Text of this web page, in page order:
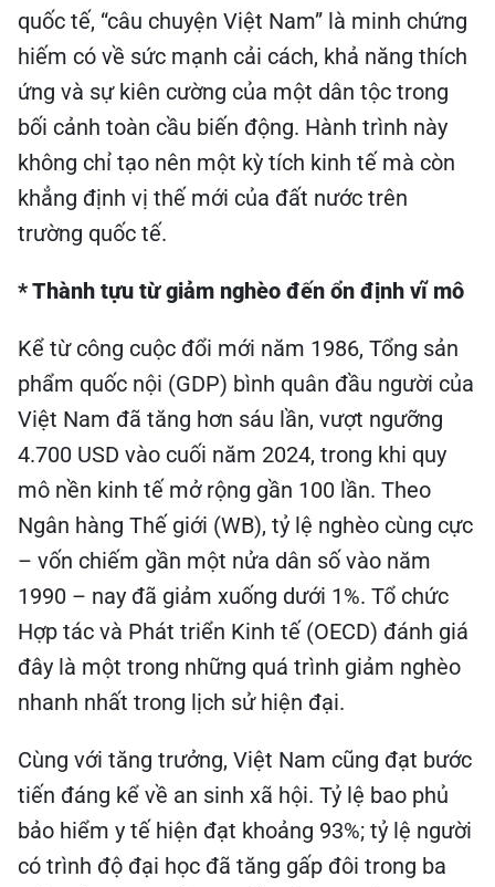
quốc tế, “câu chuyện Việt Nam” là minh chứng
hiếm có về sức mạnh cải cách, khả năng thích
ứng và sự kiên cường của một dân tộc trong
bối cảnh toàn cầu biến động. Hành trình này
không chỉ tạo nên một kỳ tích kinh tế mà còn
khẳng định vị thế mới của đất nước trên
trường quốc tế.
* Thành tựu từ giảm nghèo đến ổn định vĩ mô
Kể từ công cuộc đổi mới năm 1986, Tổng sản
phẩm quốc nội (GDP) bình quân đầu người của
Việt Nam đã tăng hơn sáu lần, vượt ngưỡng
4.700 USD vào cuối năm 2024, trong khi quy
mô nền kinh tế mở rộng gần 100 lần. Theo
Ngân hàng Thế giới (WB), tỷ lệ nghèo cùng cực
– vốn chiếm gần một nửa dân số vào năm
1990 – nay đã giảm xuống dưới 1%. Tổ chức
Hợp tác và Phát triển Kinh tế (OECD) đánh giá
đây là một trong những quá trình giảm nghèo
nhanh nhất trong lịch sử hiện đại.
Cùng với tăng trưởng, Việt Nam cũng đạt bước
tiến đáng kể về an sinh xã hội. Tỷ lệ bao phủ
bảo hiểm y tế hiện đạt khoảng 93%; tỷ lệ người
có trình độ đại học đã tăng gấp đôi trong ba